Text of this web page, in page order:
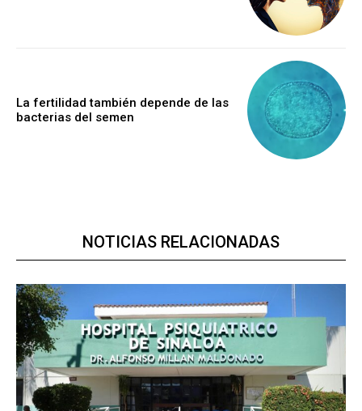
La fertilidad también depende de las
bacterias del semen
NOTICIAS RELACIONADAS